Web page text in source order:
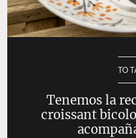
TO
Tenemos la
croissant